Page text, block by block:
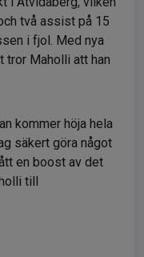
två assist på 15
i fjol. Med nya
tror Maholli att han
kommer höja hela
säkert göra något
en boost av det
till